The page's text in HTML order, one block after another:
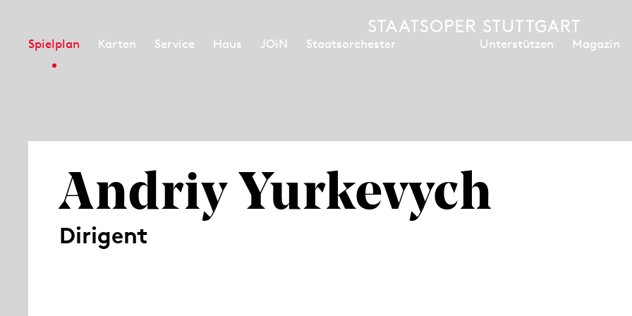
Spielplan Karten Service Haus JOiN Staatsorchester Unterstützen Magazin
Andriy Yurkevych
Dirigent